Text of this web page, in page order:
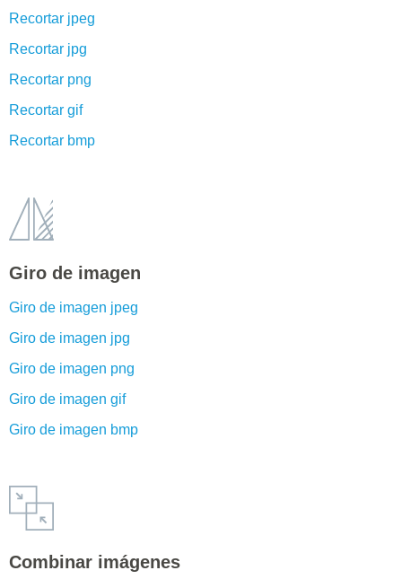
Recortar jpeg
Recortar jpg
Recortar png
Recortar gif
Recortar bmp
Giro de imagen
Giro de imagen jpeg
Giro de imagen jpg
Giro de imagen png
Giro de imagen gif
Giro de imagen bmp
Combinar imágenes